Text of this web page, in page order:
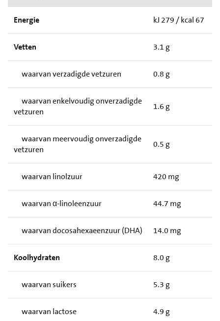
Energie kJ 279 / kcal 67
Vetten 3.1 g
waarvan verzadigde vetzuren 0.8 g
waarvan enkelvoudig onverzadigde
vetzuren
1.6 g
waarvan meervoudig onverzadigde
vetzuren
0.5 g
waarvan linolzuur 420 mg
waarvan α-linoleenzuur 44.7 mg
waarvan docosahexaeenzuur (DHA) 14.0 mg
Koolhydraten 8.0 g
waarvan suikers 5.3 g
waarvan lactose 4.9 g